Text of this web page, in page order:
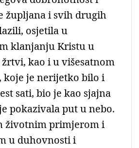
župljana i svih drugih
osjetila u
klanjanju Kristu u
kao i u višesatnom
koje je nerijetko bilo i
sati, bio je kao sjajna
pokazivala put u nebo.
životnim primjerom i
u duhovnosti i